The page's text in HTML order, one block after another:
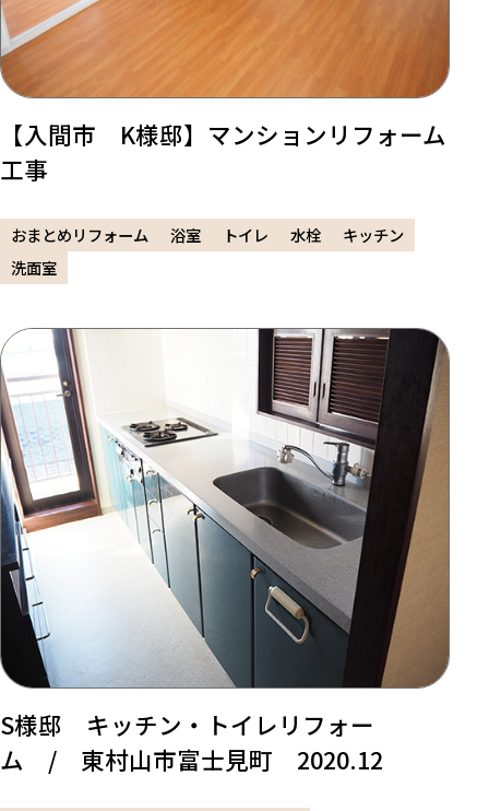
【入間市 K様邸】マンションリフォーム
工事
おまとめリフォーム 浴室 トイレ 水栓
キッチン
洗面室
S様邸 キッチン・トイレリフォー
ム / 東村山市富士見町 2020.12